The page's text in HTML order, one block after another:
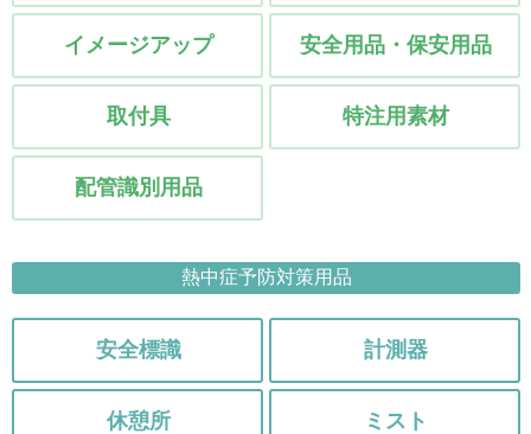
イメージアップ 安全用品・保安用品
取付具 特注用素材
配管識別用品
熱中症予防対策用品
安全標識 計測器
休憩所 ミスト